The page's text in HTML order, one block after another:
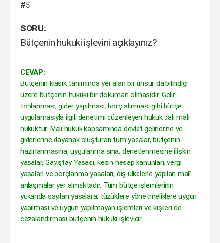
#5
SORU:
Bütçenin hukuki işlevini açıklayınız?
CEVAP:
Bütçenin klasik tanımında yer alan bir unsur da bilindiği
üzere bütçenin hukuki bir doküman olmasıdır. Gelir
toplanması, gider yapılması, borç alınması gibi bütçe
uygulamasıyla ilgili denetimi düzenleyen hukuk dalı mali
hukuktur. Mali hukuk kapsamında devlet gelirlerine ve
giderlerine dayanak oluşturan tüm yasalar, bütçenin
hazırlanmasına, uygulanma sına, denetlenmesine ilişkin
yasalar, Sayıştay Yasası, kesin hesap kanunları, vergi
yasaları ve borçlanma yasaları, dış ülkelerle yapılan malî
anlaşmalar yer almaktadır. Tüm bütçe işlemlerinin
yukarıda sayılan yasalara, tüzüklere yönetmeliklere uygun
yapılması ve uygun yapılmayan işlemleri ve kişileri de
cezalandırması bütçenin hukuki işlevidir.